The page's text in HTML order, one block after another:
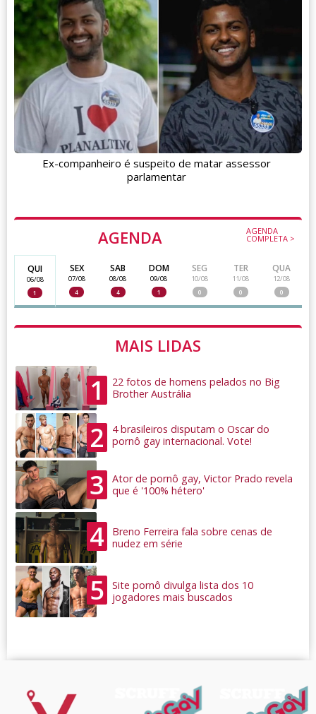
AGENDA AGENDA
COMPLETA >
QUI
06/08
1
SEX
07/08
4
SAB
08/08
4
DOM
09/08
1
SEG
10/08
0
TER
11/08
0
QUA
12/08
0
MAIS LIDAS
1
22 fotos de homens pelados no Big
Brother Austrália
2
4 brasileiros disputam o Oscar do
pornô gay internacional. Vote!
3
Ator de pornô gay, Victor Prado revela
que é '100% hétero'
4
Breno Ferreira fala sobre cenas de
nudez em série
5
Site pornô divulga lista dos 10
jogadores mais buscados
Ex-companheiro é suspeito de matar assessor
parlamentar